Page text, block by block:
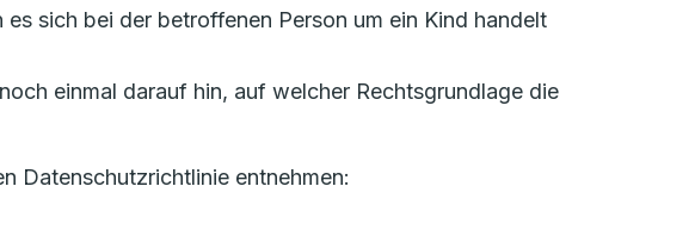
sich bei der betroffenen Person um ein Kind handelt
einmal darauf hin, auf welcher Rechtsgrundlage die
Datenschutzrichtlinie entnehmen: